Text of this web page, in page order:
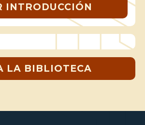
INTRODUCCIÓN
LA BIBLIOTECA